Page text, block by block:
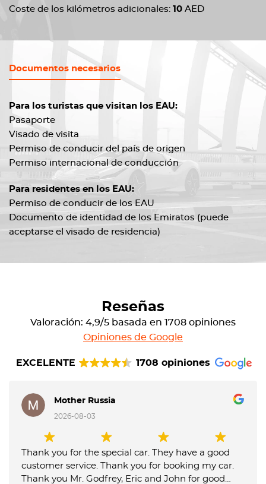
Coste de los kilómetros adicionales: 10 AED
Documentos necesarios
Para los turistas que visitan los EAU:
Pasaporte
Visado de visita
Permiso de conducir del país de origen
Permiso internacional de conducción
Para residentes en los EAU:
Permiso de conducir de los EAU
Documento de identidad de los Emiratos (puede
aceptarse el visado de residencia)
Reseñas
Valoración: 4,9/5 basada en 1708 opiniones
Opiniones de Google
EXCELENTE 1708 opiniones
Mother Russia
2026-08-03
Thank you for the special car. They have a good
customer service. Thank you for booking my car.
Thank you Mr. Godfrey, Eric and John for good